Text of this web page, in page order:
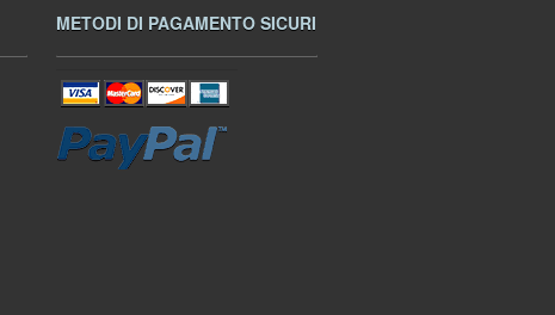
METODI DI PAGAMENTO SICURI